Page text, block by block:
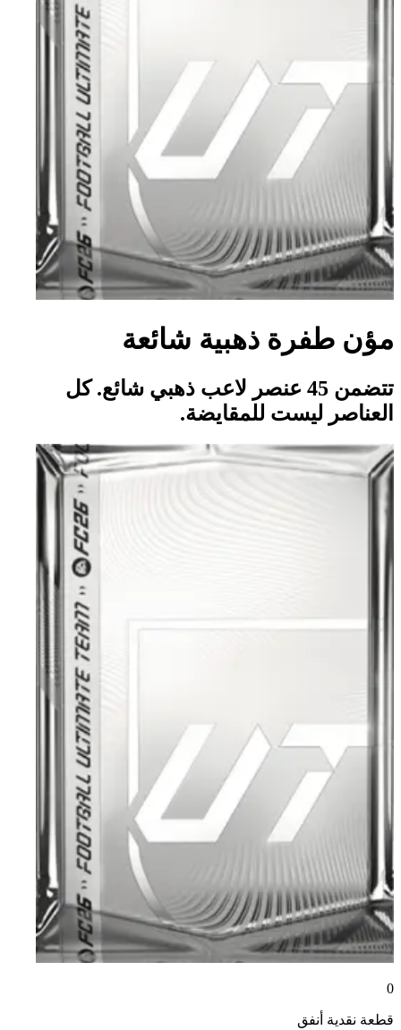
مؤن طفرة ذهبية شائعة
تتضمن 45 عنصر لاعب ذهبي شائع. كل
العناصر ليست للمقايضة.
0
قطعة نقدية أنفق